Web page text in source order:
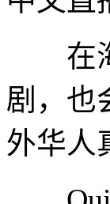
在海
剧，也
外华人